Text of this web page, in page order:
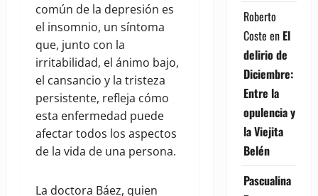
común de la depresión es
el insomnio, un síntoma
que, junto con la
irritabilidad, el ánimo bajo,
el cansancio y la tristeza
persistente, refleja cómo
esta enfermedad puede
afectar todos los aspectos
de la vida de una persona.
La doctora Báez, quien
Roberto
Coste en El
delirio de
Diciembre:
Entre la
opulencia y
la Viejita
Belén
Pascualina